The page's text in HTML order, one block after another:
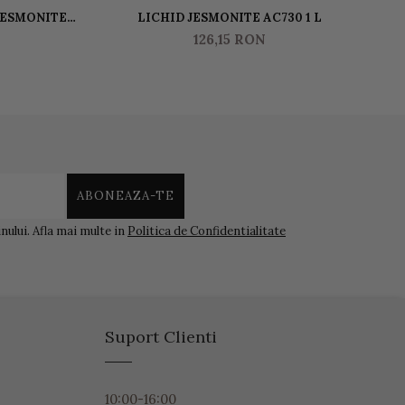
LICHID JESMONITE AC730 1 L
126,15 RON
Afla mai multe in Politica de Confidentialitate
Suport Clienti
10:00-16:00